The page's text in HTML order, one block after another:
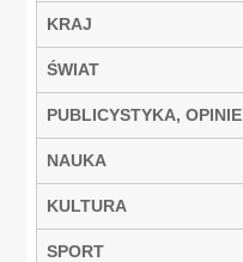
KRAJ
ŚWIAT
PUBLICYSTYKA, OPINIE
NAUKA
KULTURA
SPORT